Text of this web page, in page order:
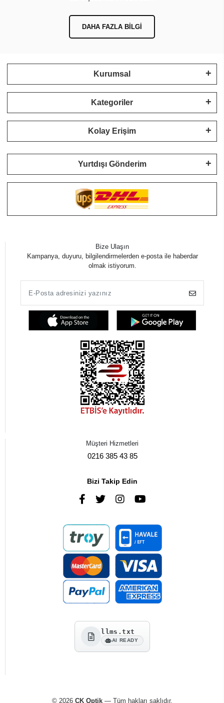
DAHA FAZLA BILGI
Kurumsal
Kategoriler
Kolay Erişim
Yurtdışı Gönderim
Bize Ulaşın
Kampanya, duyuru, bilgilendirmelerden e-posta ile haberdar
olmak istiyorum.
Müşteri Hizmetleri
0216 385 43 85
Bizi Takip Edin
llms.txt
AI READY
© 2026 CK Optik— Tüm hakları saklıdır.